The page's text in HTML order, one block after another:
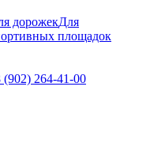
дорожекДля
площадок
(902) 264-41-00